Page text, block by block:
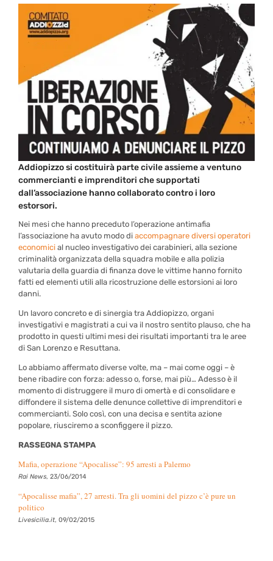
Addiopizzo si costituirà parte civile assieme a ventuno
commercianti e imprenditori che supportati
dall’associazione hanno collaborato contro i loro
estorsori.
Nei mesi che hanno preceduto l’operazione antimafia
l’associazione ha avuto modo diaccompagnare diversi operatori
economici al nucleo investigativo dei carabinieri, alla sezione
criminalità organizzata della squadra mobile e alla polizia
valutaria della guardia di finanza dove le vittime hanno fornito
fatti ed elementi utili alla ricostruzione delle estorsioni ai loro
danni.
Un lavoro concreto e di sinergia tra Addiopizzo, organi
investigativi e magistrati a cui va il nostro sentito plauso, che ha
prodotto in questi ultimi mesi dei risultati importanti tra le aree
di San Lorenzo e Resuttana.
Lo abbiamo affermato diverse volte, ma – mai come oggi – è
bene ribadire con forza: adesso o, forse, mai più… Adesso è il
momento di distruggere il muro di omertà e di consolidare e
diffondere il sistema delle denunce collettive di imprenditori e
commercianti. Solo così, con una decisa e sentita azione
popolare, riusciremo a sconfiggere il pizzo.
RASSEGNA STAMPA
Mafia, operazione “Apocalisse”: 95 arresti a Palermo
Rai News, 23/06/2014
“Apocalisse mafia”, 27 arresti. Tra gli uomini del pizzo c’è pure un
politico
Livesicilia.it, 09/02/2015